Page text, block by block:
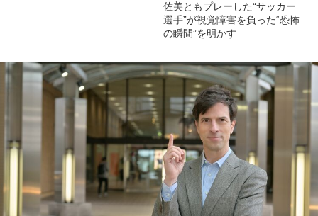
佐美ともプレーした“サッカー
選手”が視覚障害を負った“恐怖
の瞬間”を明かす